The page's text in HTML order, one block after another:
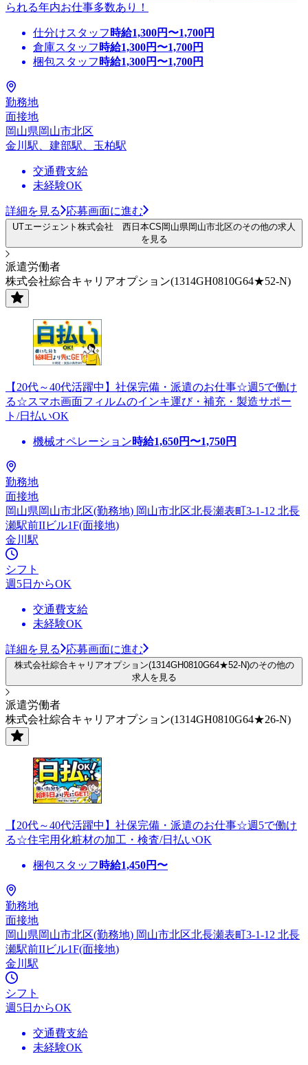
られる年内お仕事多数あり！
仕分けスタッフ 時給1,300円〜1,700円
倉庫スタッフ 時給1,300円〜1,700円
梱包スタッフ 時給1,300円〜1,700円
勤務地
面接地
岡山県岡山市北区
金川駅、建部駅、玉柏駅
交通費支給
未経験OK
詳細を見る 応募画面に進む
UTエージェント株式会社 西日本CS岡山県岡山市北区のその他の求人
を見る
派遣労働者
株式会社綜合キャリアオプション(1314GH0810G64★52-N)
【20代～40代活躍中】社保完備・派遣のお仕事☆週5で働け
る☆スマホ画面フィルムのインキ運び・補充・製造サポー
ト/日払いOK
機械オペレーション時給1,650円〜1,750円
勤務地
面接地
岡山県岡山市北区(勤務地) 岡山市北区北長瀬表町3-1-12 北長
瀬駅前IIビル1F(面接地)
金川駅
シフト
週5日からOK
交通費支給
未経験OK
詳細を見る 応募画面に進む
株式会社綜合キャリアオプション(1314GH0810G64★52-N)のその他の
求人を見る
派遣労働者
株式会社綜合キャリアオプション(1314GH0810G64★26-N)
【20代～40代活躍中】社保完備・派遣のお仕事☆週5で働け
る☆住宅用化粧材の加工・検査/日払いOK
梱包スタッフ 時給1,450円〜
勤務地
面接地
岡山県岡山市北区(勤務地) 岡山市北区北長瀬表町3-1-12 北長
瀬駅前IIビル1F(面接地)
金川駅
シフト
週5日からOK
交通費支給
未経験OK